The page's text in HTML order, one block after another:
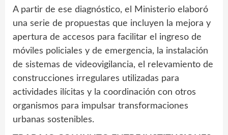
A partir de ese diagnóstico, el Ministerio elaboró
una serie de propuestas que incluyen la mejora y
apertura de accesos para facilitar el ingreso de
móviles policiales y de emergencia, la instalación
de sistemas de videovigilancia, el relevamiento de
construcciones irregulares utilizadas para
actividades ilícitas y la coordinación con otros
organismos para impulsar transformaciones
urbanas sostenibles.